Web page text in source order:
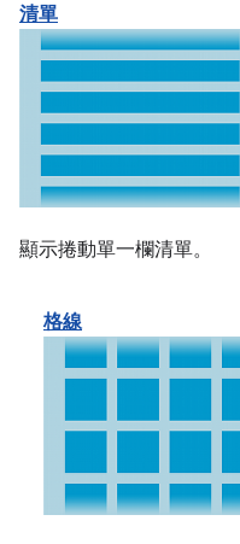
清單
顯示捲動單一欄清單。
格線